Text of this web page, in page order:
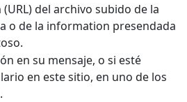
del archivo subido de la
o de la information presendada
en su mensaje, o si esté
en este sitio, en uno de los